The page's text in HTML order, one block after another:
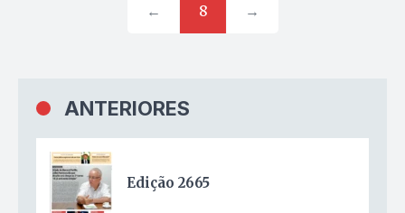
← 8 →
ANTERIORES
Edição 2665